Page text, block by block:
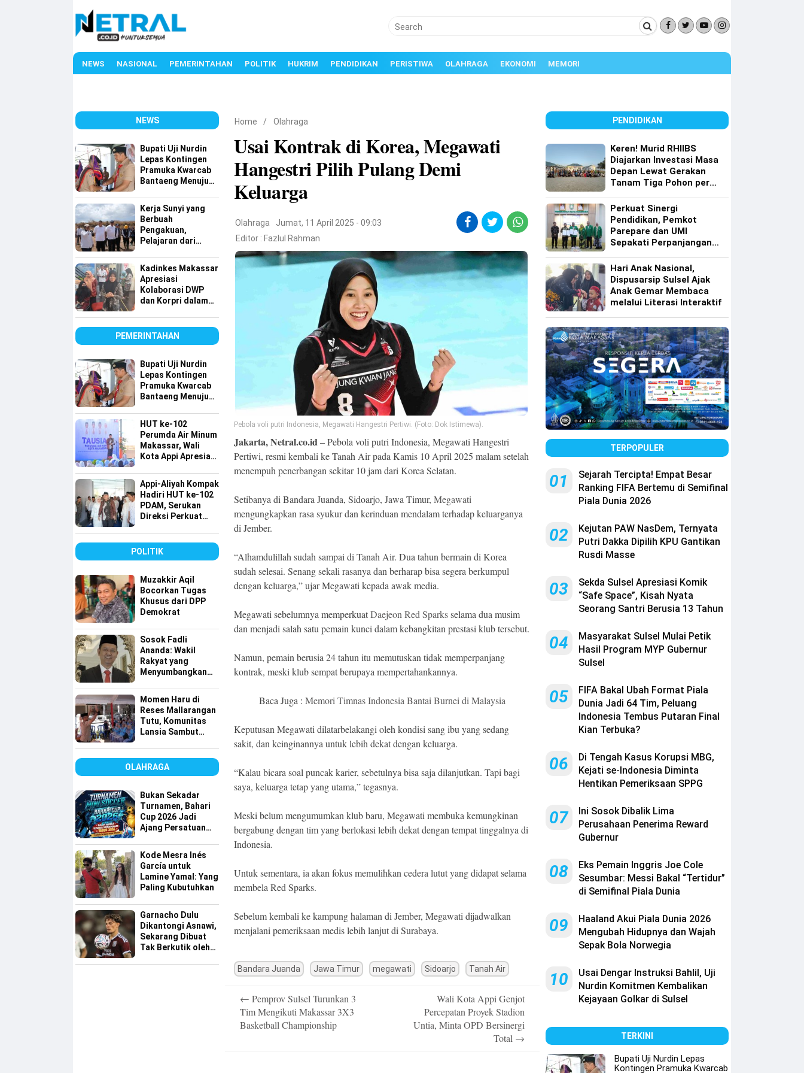
NEWS NASIONAL PEMERINTAHAN POLITIK HUKRIM PENDIDIKAN PERISTIWA OLAHRAGA EKONOMI MEMORI
NEWS
Bupati Uji Nurdin
Lepas Kontingen
Pramuka Kwarcab
Bantaeng Menuju
Kerja Sunyi yang
Berbuah
Pengakuan,
Pelajaran dari
Kadinkes Makassar
Apresiasi
Kolaborasi DWP
dan Korpri dalam
PEMERINTAHAN
Bupati Uji Nurdin
Lepas Kontingen
Pramuka Kwarcab
Bantaeng Menuju
HUT ke-102
Perumda Air Minum
Makassar, Wali
Kota Appi Apresiasi
Pelayanan Air
Bersih
Appi-Aliyah Kompak
Hadiri HUT ke-102
PDAM, Serukan
Direksi Perkuat
POLITIK
Muzakkir Aqil
Bocorkan Tugas
Khusus dari DPP
Demokrat
Sosok Fadli
Ananda: Wakil
Rakyat yang
Menyumbangkan
Kurang Mampu
Momen Haru di
Reses Mallarangan
Tutu, Komunitas
Lansia Sambut
OLAHRAGA
Bukan Sekadar
Turnamen, Bahari
Cup 2026 Jadi
Ajang Persatuan
Sinjai
Kode Mesra Inés
García untuk
Lamine Yamal: Yang
Paling Kubutuhkan
Garnacho Dulu
Dikantongi Asnawi,
Sekarang Dibuat
Tak Berkutik oleh
Home / Olahraga
Usai Kontrak di Korea, Megawati
Hangestri Pilih Pulang Demi
Keluarga
Olahraga
Jumat, 11 April 2025 - 09:03
Editor : Fazlul Rahman
Pebola voli putri Indonesia, Megawati Hangestri Pertiwi. (Foto: Dok Istimewa).
Jakarta, Netral.co.id– Pebola voli putri Indonesia, Megawati Hangestri
Pertiwi, resmi kembali ke Tanah Air pada Kamis 10 April 2025 malam setelah
menempuh penerbangan sekitar 10 jam dari Korea Selatan.
Setibanya di Bandara Juanda, Sidoarjo, Jawa Timur,Megawati
mengungkapkan rasa syukur dan kerinduan mendalam terhadap keluarganya
di Jember.
“Alhamdulillah sudah sampai di Tanah Air. Dua tahun bermain di Korea
sudah selesai. Senang sekali rasanya dan berharap bisa segera berkumpul
dengan keluarga,” ujar Megawati kepada awak media.
Megawati sebelumnya memperkuatDaejeon Red Sparksselama dua musim
dan menjadi salah satu pemain kunci dalam kebangkitan prestasi klub tersebut.
Namun, pemain berusia 24 tahun itu memutuskan tidak memperpanjang
kontrak, meski klub sempat berupaya mempertahankannya.
Baca Juga :Memori Timnas Indonesia Bantai Burnei di Malaysia
Keputusan Megawati dilatarbelakangi oleh kondisi sang ibu yang sedang
sakit, dan keinginannya untuk lebih dekat dengan keluarga.
“Kalau bicara soal puncak karier, sebetulnya bisa saja dilanjutkan. Tapi bagi
saya, keluarga tetap yang utama,” tegasnya.
Meski belum mengumumkan klub baru, Megawati membuka kemungkinan
bergabung dengan tim yang berlokasi lebih dekat dengan tempat tinggalnya di
Indonesia.
Untuk sementara, ia akan fokus memulihkan cedera lutut yang didapat selama
membela Red Sparks.
Sebelum kembali ke kampung halaman di Jember, Megawati dijadwalkan
menjalani pemeriksaan medis lebih lanjut di Surabaya.
Bandara Juanda Jawa Timur megawati Sidoarjo Tanah Air
navigation
← Pemprov Sulsel Turunkan 3
Tim Mengikuti Makassar 3X3
Basketball Championship
Wali Kota Appi Genjot
Percepatan Proyek Stadion
Untia, Minta OPD Bersinergi
Total →
PENDIDIKAN
Keren! Murid RHIIBS
Diajarkan Investasi Masa
Depan Lewat Gerakan
Tanam Tiga Pohon per
Perkuat Sinergi
Pendidikan, Pemkot
Parepare dan UMI
Sepakati Perpanjangan
Perguruan Tinggi
Hari Anak Nasional,
Dispusarsip Sulsel Ajak
Anak Gemar Membaca
melalui Literasi Interaktif
TERPOPULER
01
Sejarah Tercipta! Empat Besar
Ranking FIFA Bertemu di Semifinal
Piala Dunia 2026
02
Kejutan PAW NasDem, Ternyata
Putri Dakka Dipilih KPU Gantikan
Rusdi Masse
03
Sekda Sulsel Apresiasi Komik
“Safe Space”, Kisah Nyata
Seorang Santri Berusia 13 Tahun
04
Masyarakat Sulsel Mulai Petik
Hasil Program MYP Gubernur
Sulsel
05
FIFA Bakal Ubah Format Piala
Dunia Jadi 64 Tim, Peluang
Indonesia Tembus Putaran Final
Kian Terbuka?
06
Di Tengah Kasus Korupsi MBG,
Kejati se-Indonesia Diminta
Hentikan Pemeriksaan SPPG
07
Ini Sosok Dibalik Lima
Perusahaan Penerima Reward
Gubernur
08
Eks Pemain Inggris Joe Cole
Sesumbar: Messi Bakal “Tertidur”
di Semifinal Piala Dunia
09
Haaland Akui Piala Dunia 2026
Mengubah Hidupnya dan Wajah
Sepak Bola Norwegia
10
Usai Dengar Instruksi Bahlil, Uji
Nurdin Komitmen Kembalikan
Kejayaan Golkar di Sulsel
TERKINI
Bupati Uji Nurdin Lepas
Kontingen Pramuka Kwarcab